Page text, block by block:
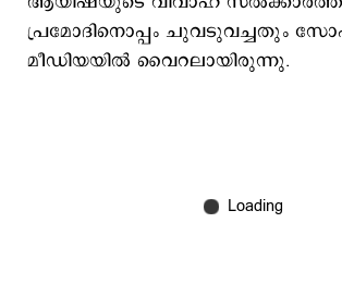
പ്രമോദിനൊപ്പം ചുവടുവച്ച‌തും
മീഡിയയില്‍ വൈറലായിരുന്നു.